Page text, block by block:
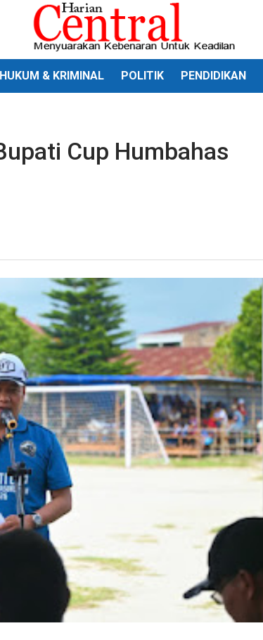
HUKUM & KRIMINAL POLITIK PENDIDIKAN
Cup Humbahas